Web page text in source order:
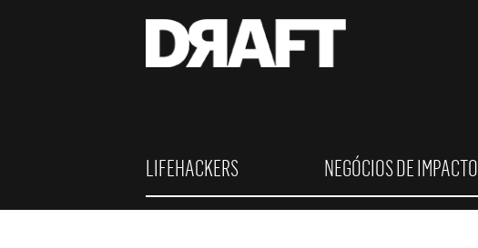
LIFEHACKERS NEGÓCIOS DE IMPACTO